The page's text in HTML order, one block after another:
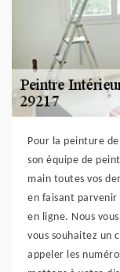
Pour la peinture
son équipe de
main toutes vos
en faisant
en ligne. Nous
vous souhaitez un
appeler les